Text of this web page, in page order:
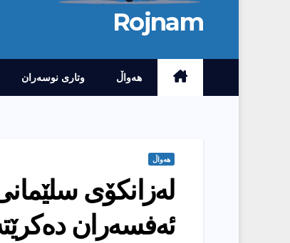
Rojnam
هەواڵ وتارى نوسەران
هەواڵ
لەزانكۆی
ئەفسەران